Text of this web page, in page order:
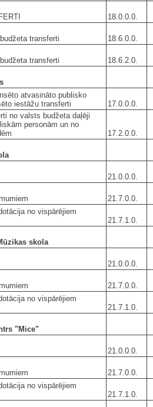
18.0.0.0.
transferti 18.6.0.0.
transferti 18.6.2.0.
atvasināto publisko
iestāžu transferti
17.0.0.0.
no valsts budžeta daļēji
personām un no
17.2.0.0.
21.0.0.0.
21.7.0.0.
no vispārējiem
21.7.1.0.
skola
21.0.0.0.
21.7.0.0.
no vispārējiem
21.7.1.0.
"Mice"
21.0.0.0.
21.7.0.0.
no vispārējiem
21.7.1.0.